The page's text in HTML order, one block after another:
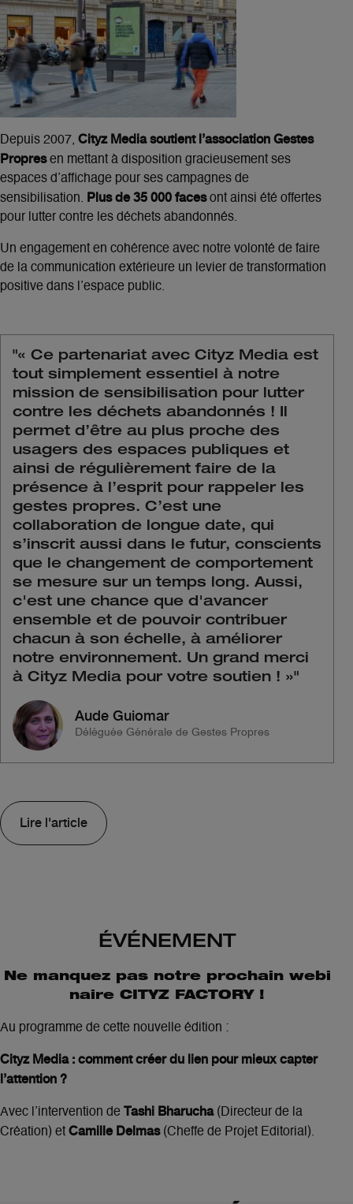
Depuis 2007, Cityz Media soutient l’association Gestes
Propresen mettant à disposition gracieusement ses
espaces d’affichage pour ses campagnes de
sensibilisation. Plus de 35 000 facesont ainsi été offertes
pour lutter contre les déchets abandonnés.
Un engagement en cohérence avec notre volonté de faire
de la communication extérieure un levier de transformation
positive dans l’espace public.
"« Ce partenariat avec Cityz Media est
tout simplement essentiel à notre
mission de sensibilisation pour lutter
contre les déchets abandonnés ! Il
permet d’être au plus proche des
usagers des espaces publiques et
ainsi de régulièrement faire de la
présence à l’esprit pour rappeler les
gestes propres. C’est une
collaboration de longue date, qui
s’inscrit aussi dans le futur, conscients
que le changement de comportement
se mesure sur un temps long. Aussi,
c'est une chance que d'avancer
ensemble et de pouvoir contribuer
chacun à son échelle, à améliorer
notre environnement. Un grand merci
à Cityz Media pour votre soutien ! »"
Aude Guiomar
Déléguée Générale de Gestes Propres
Lire l'article
ÉVÉNEMENT
Ne manquez pas notre prochain webi
naire CITYZ FACTORY !
Au programme de cette nouvelle édition :
Cityz Media : comment créer du lien pour mieux capter
l’attention ?
Avec l’intervention de Tashi Bharucha(Directeur de la
Création) et Camille Delmas (Cheffe de Projet Editorial).